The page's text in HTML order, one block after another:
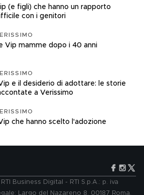
(e figli) che hanno un rapporto
con i genitori
Vip mamme dopo i 40 anni
Vip e il desiderio di adottare: le storie
a Verissimo
Vip che hanno scelto l'adozione
Business Digital - RTI S.p.A.: p. iva
Largo del Nazareno 8, 00187 Roma.